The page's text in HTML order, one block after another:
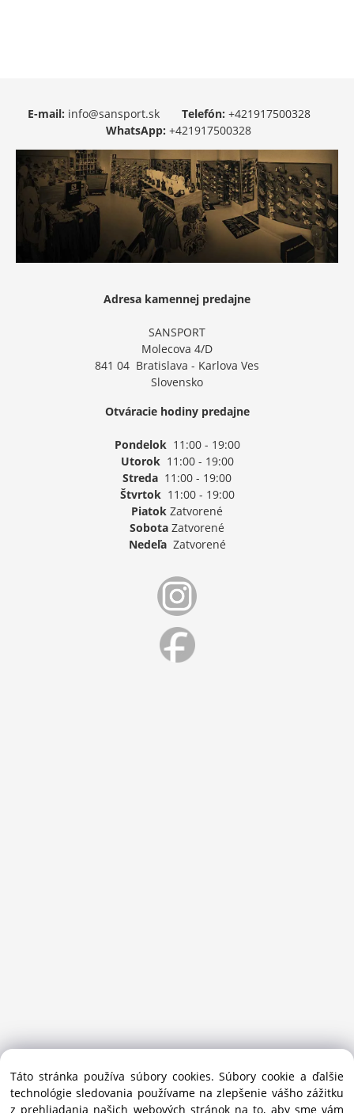
E-mail: info@sansport.sk Telefón: +421917500328
WhatsApp: +421917500328
Adresa kamennej predajne
SANSPORT
Molecova 4/D
841 04 Bratislava - Karlova Ves
Slovensko
Otváracie hodiny predajne
Pondelok11:00 - 19:00
Utorok11:00 - 19:00
Streda 11:00 - 19:00
Štvrtok11:00 - 19:00
Piatok Zatvorené
Sobota Zatvorené
NedeľaZatvorené
bežecké lyžovanie.
Ako prémiový partner Salomon pomáhame športovcom
Táto stránka používa súbory cookies. Súbory cookie a ďalšie
technológie sledovania používame na zlepšenie vášho zážitku
z prehliadania našich webových stránok na to, aby sme vám